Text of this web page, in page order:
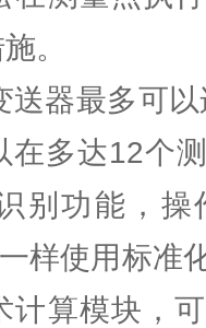
。
送器最多可
在多达12个
别功能，
样使用标准
计算模块，